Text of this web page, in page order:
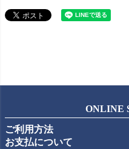
ONLINE
ご利用方法
お支払について